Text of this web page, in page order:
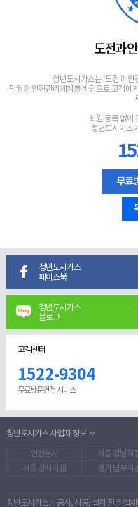
도전과
청년도시가스는 ‘도전과
탁월한 안전관리체계를 바탕으로 고객에
회원 등록 없이
청년도시가스
무료
청년도시가스
페이스북
청년도시가스
블로그
고객센터
1522-9304
무료방문견적 서비스
청년도시가스 사업자 정보
인천본사 서울 강남지
서울 강서지점
경기 남부지
청년도시가스는 공사, 시공, 설치 전문 업